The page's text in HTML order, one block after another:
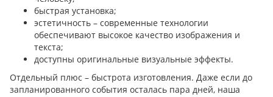
быстрая установка;
эстетичность – современные технологии
обеспечивают высокое качество изображения и
текста;
доступны оригинальные визуальные эффекты.
Отдельный плюс – быстрота изготовления. Даже если до
запланированного события осталась пара дней, наша